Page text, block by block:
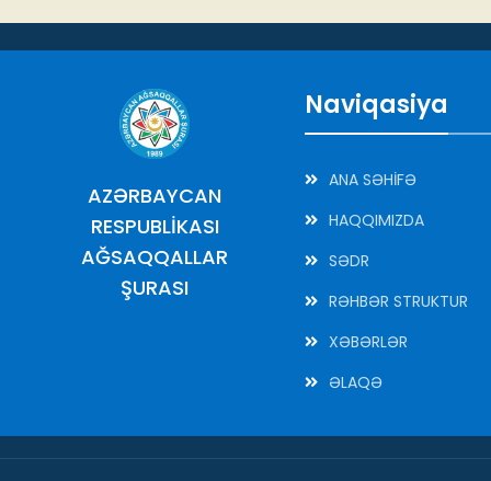
AZƏRBAYCAN
RESPUBLİKASI
AĞSAQQALLAR
ŞURASI
Naviqasiya
ANA SƏHİFƏ
HAQQIMIZDA
SƏDR
RƏHBƏR STRUKTUR
XƏBƏRLƏR
ƏLAQƏ